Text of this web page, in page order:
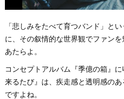
「悲しみをたべて育つバンド」と
に、その叙情的な世界観でファンを
あたらよ。
コンセプトアルバム『季億の箱』
来るたび』は、疾走感と透明感の
ですよね。